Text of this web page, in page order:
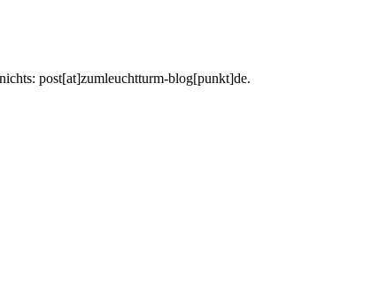
post[at]zumleuchtturm-blog[punkt]de.